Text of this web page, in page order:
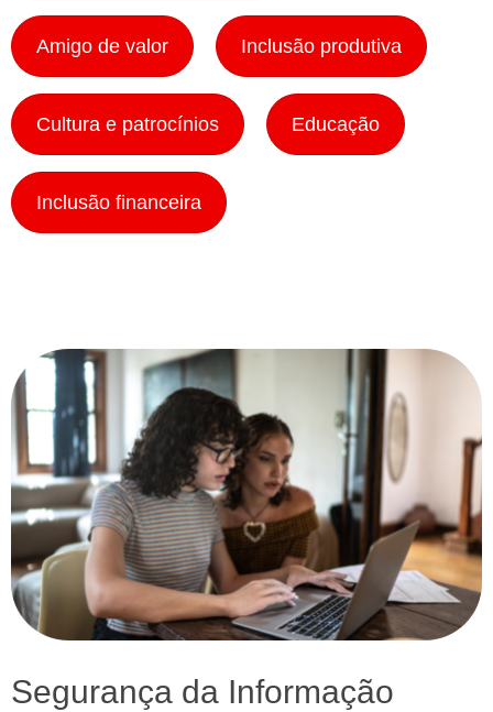
Amigo de valor Inclusão produtiva
Cultura e patrocínios Educação
Inclusão financeira
Segurança da Informação